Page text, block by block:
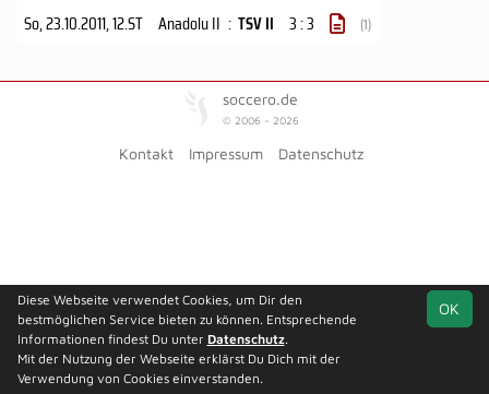
So, 23.10.2011, 12.ST Anadolu II : TSV II 3 : 3 (1)
soccero.de
© 2006 - 2026
Kontakt Impressum Datenschutz
OK
Diese Webseite verwendet Cookies, um Dir den
bestmöglichen Service bieten zu können. Entsprechende
Informationen findest Du unter Datenschutz.
Mit der Nutzung der Webseite erklärst Du Dich mit der
Verwendung von Cookies einverstanden.